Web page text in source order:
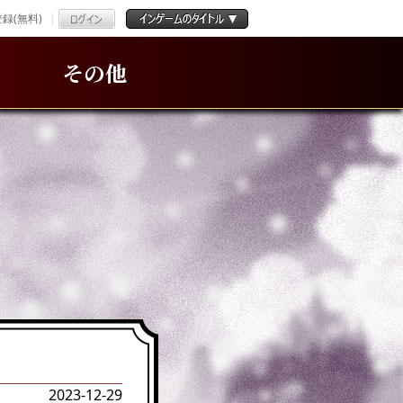
(無料)
その他
2023-12-29